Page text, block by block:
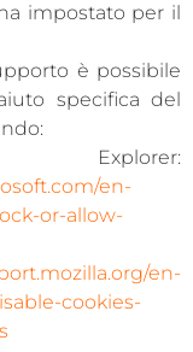
impostato per il
è possibile
specifica del
en-
or-allow-
en-
cookies-